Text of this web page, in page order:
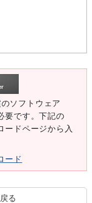
ソフトウェア
要です。下記の
ドページから入
ード
る